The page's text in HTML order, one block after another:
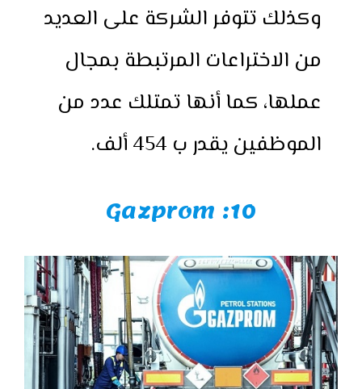
وكذلك تتوفر الشركة على العديد
من الاختراعات المرتبطة بمجال
عملها، كما أنها تمتلك عدد من
الموظفين يقدر ب 454 ألف.
10: Gazprom